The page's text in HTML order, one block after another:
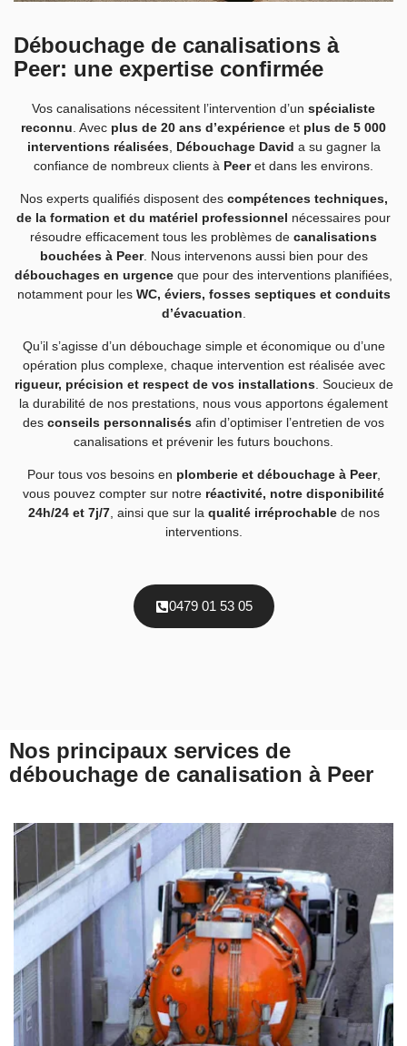
Débouchage de canalisations à
Peer: une expertise confirmée
Vos canalisations nécessitent l’intervention d’un spécialiste
reconnu. Avec plus de 20 ans d’expérience et plus de 5 000
interventions réalisées, Débouchage David a su gagner la
confiance de nombreux clients à Peeret dans les environs.
Nos experts qualifiés disposent des compétences techniques,
de la formation et du matériel professionnel nécessaires pour
résoudre efficacement tous les problèmes de canalisations
bouchées à Peer. Nous intervenons aussi bien pour des
débouchages en urgence que pour des interventions planifiées,
notamment pour les WC, éviers, fosses septiques et conduits
d’évacuation.
Qu’il s’agisse d’un débouchage simple et économique ou d’une
opération plus complexe, chaque intervention est réalisée avec
rigueur, précision et respect de vos installations. Soucieux de
la durabilité de nos prestations, nous vous apportons également
des conseils personnalisés afin d’optimiser l’entretien de vos
canalisations et prévenir les futurs bouchons.
Pour tous vos besoins en plomberie et débouchage à Peer,
vous pouvez compter sur notre réactivité, notre disponibilité
24h/24 et 7j/7, ainsi que sur la qualité irréprochablede nos
interventions.
0479 01 53 05
Nos principaux services de
débouchage de canalisation à Peer